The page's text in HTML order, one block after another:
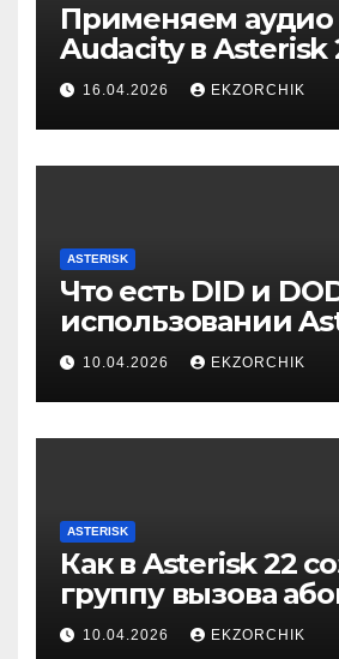
Применяем аудио
Audacity в Asterisk
16.04.2026 EKZORCHIK
ASTERISK
Что есть DID и
использовании
10.04.2026 EKZORCHIK
ASTERISK
Как в Asterisk 22
группу вызова
10.04.2026 EKZORCHIK